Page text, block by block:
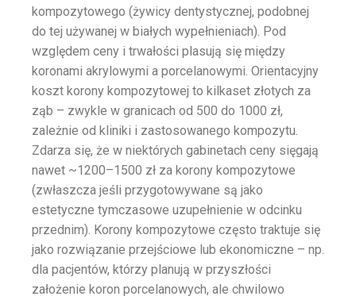
kompozytowego (żywicy dentystycznej, podobnej
do tej używanej w białych wypełnieniach). Pod
względem ceny i trwałości plasują się między
koronami akrylowymi a porcelanowymi. Orientacyjny
koszt korony kompozytowej to kilkaset złotych za
ząb – zwykle w granicach od 500 do 1000 zł,
zależnie od kliniki i zastosowanego kompozytu.
Zdarza się, że w niektórych gabinetach ceny sięgają
nawet ~1200–1500 zł za korony kompozytowe
(zwłaszcza jeśli przygotowywane są jako
estetyczne tymczasowe uzupełnienie w odcinku
przednim). Korony kompozytowe często traktuje się
jako rozwiązanie przejściowe lub ekonomiczne – np.
dla pacjentów, którzy planują w przyszłości
założenie koron porcelanowych, ale chwilowo